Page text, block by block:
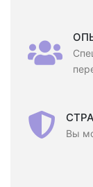
Вы